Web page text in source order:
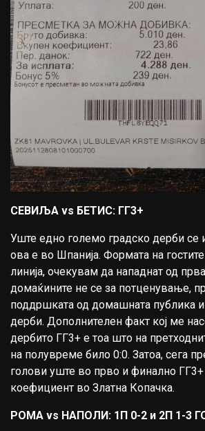
СЕВИЉА vs БЕТИС: ГГ3+
Уште едно големо градско дерби се
ова е во Шпанија. Формата на
линија, очекувам да нападнат од
домаќините не се за потценување,
поддршката од домашната публика
дерби. Дополнителен факт кој ме
дербито ГГ3+ е тоа што на
на полувреме било 0:0. Затоа, сега
голови уште во прво и финално
коефициент во Златна Копачка.
РОМА vs НАПОЛИ: 1П 0-2 и 2П 1-3